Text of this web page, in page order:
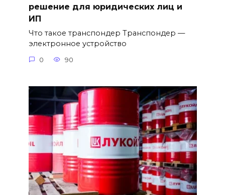
решение для юридических лиц и
ИП
Что такое транспондер Транспондер —
электронное устройство
0 90